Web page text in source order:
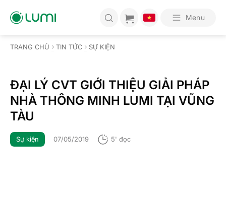
qua
Menu
TRANG CHỦ TIN TỨC SỰ KIỆN
ĐẠI LÝ CVT GIỚI THIỆU GIẢI PHÁP
NHÀ THÔNG MINH LUMI TẠI VŨNG
TÀU
Sự kiện 07/05/2019 5' đọc